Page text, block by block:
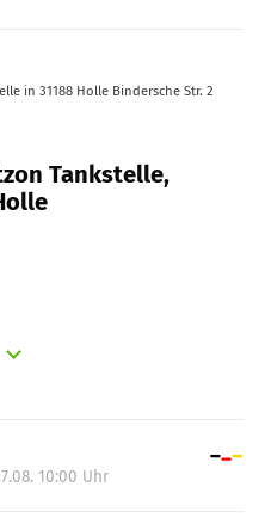
in 31188 Holle Bindersche Str. 2
Tankstelle,
06:00-22:00
10:00 Uhr